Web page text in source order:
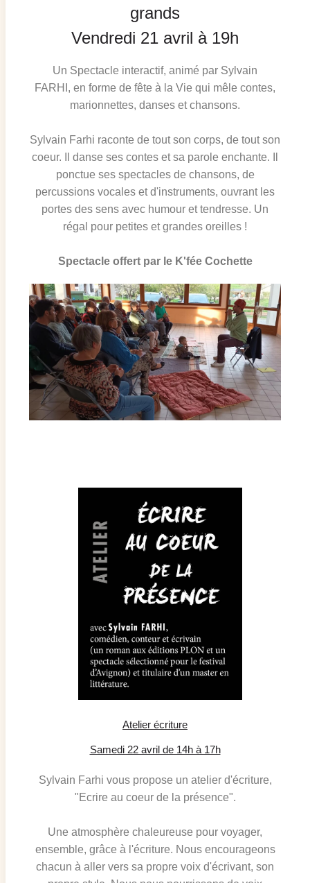
grands
Vendredi 21 avril à 19h
Un Spectacle interactif, animé par Sylvain
FARHI, en forme de fête à la Vie qui mêle contes,
marionnettes, danses et chansons.
Sylvain Farhi raconte de tout son corps, de tout son
coeur. Il danse ses contes et sa parole enchante. Il
ponctue ses spectacles de chansons, de
percussions vocales et d'instruments, ouvrant les
portes des sens avec humour et tendresse. Un
régal pour petites et grandes oreilles !
Spectacle offert par le K'fée Cochette
Atelier écriture
Samedi 22 avril de 14h à 17h
Sylvain Farhi vous propose un atelier d'écriture,
"Ecrire au coeur de la présence".
Une atmosphère chaleureuse pour voyager,
ensemble, grâce à l'écriture. Nous encourageons
chacun à aller vers sa propre voix d'écrivant, son